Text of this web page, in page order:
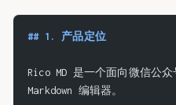
## 1. 产品定位
Rico MD 是一个面向微信公
Markdown 编辑器。